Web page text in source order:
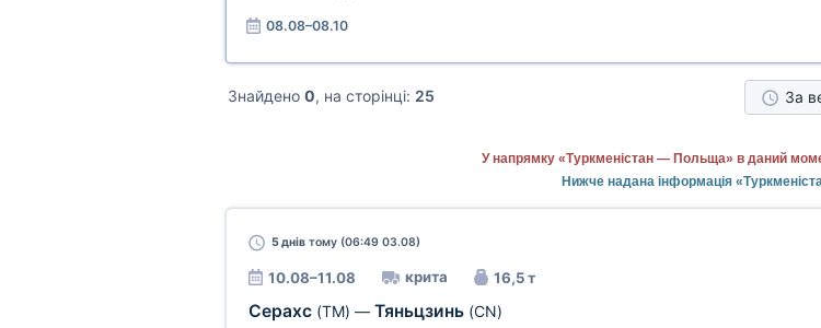
08.08–08.10
Знайдено 0, на сторінці: 25 За
У напрямку «Туркменістан — Польща» в даний
Нижче надана інформація
5 днівтому (06:49 03.08)
10.08–11.08 крита 16,5 т
Серахс (TM) — Тяньцзинь (CN)